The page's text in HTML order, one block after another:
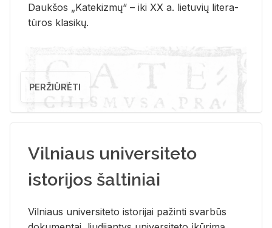
Dauk­šos „Ka­te­kiz­mų“ – iki XX a. lie­tu­vių li­te­ra­
tū­ros kla­si­kų.
PERŽIŪRĖTI
Vilniaus universiteto
istorijos šaltiniai
Vil­niaus uni­ver­si­te­to is­to­ri­jai pa­žin­ti svar­būs